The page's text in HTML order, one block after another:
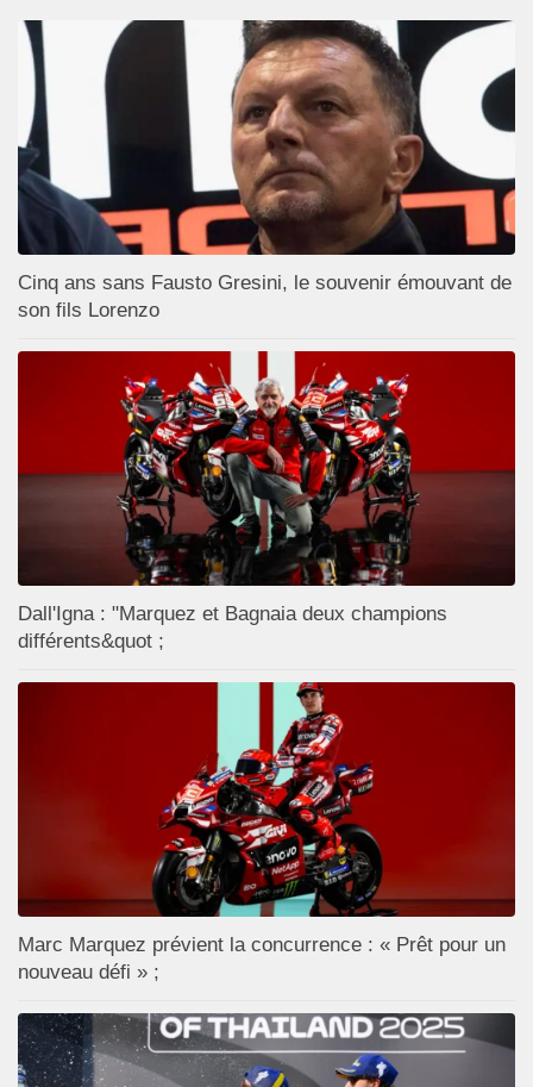
Cinq ans sans Fausto Gresini, le souvenir émouvant de
son fils Lorenzo
Dall'Igna : "Marquez et Bagnaia deux champions
différents&quot ;
Marc Marquez prévient la concurrence : « Prêt pour un
nouveau défi » ;